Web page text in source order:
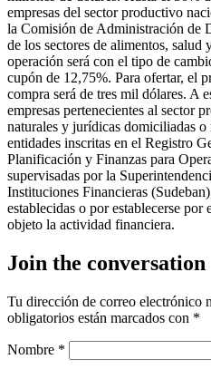
empresas del sector productivo
la Comisión de Administración de
de los sectores de alimentos,
operación será con el tipo de
cupón de 12,75%. Para ofertar, el
compra será de tres mil dólares. A
empresas pertenecientes al sector
naturales y jurídicas domiciliadas o
entidades inscritas en el Registro
Planificación y Finanzas para
supervisadas por la
Instituciones Financieras
establecidas o por establecerse por
objeto la actividad financiera.
Join the conversation
Tu dirección de correo electrónico
obligatorios están marcados con *
Nombre *